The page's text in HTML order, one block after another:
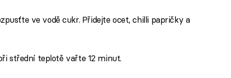
ve vodě cukr. Přidejte ocet, chilli papričky a
střední teplotě vařte 12 minut.